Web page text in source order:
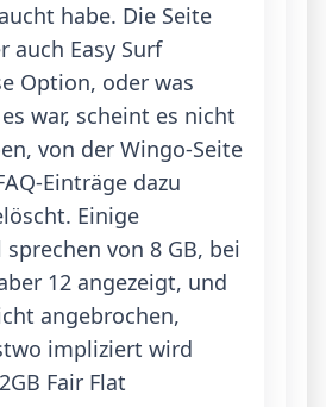
habe. Die Seite
auch Easy Surf
Option, oder was
war, scheint es nicht
von der Wingo-Seite
Einträge dazu
Einige
von 8 GB, bei
12 angezeigt, und
angebrochen,
impliziert wird
Fair Flat